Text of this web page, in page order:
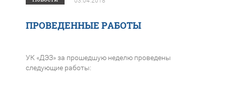
ПРОВЕДЕННЫЕ РАБОТЫ
УК «ДЭЗ» за прошедшую неделю проведены
следующие работы: